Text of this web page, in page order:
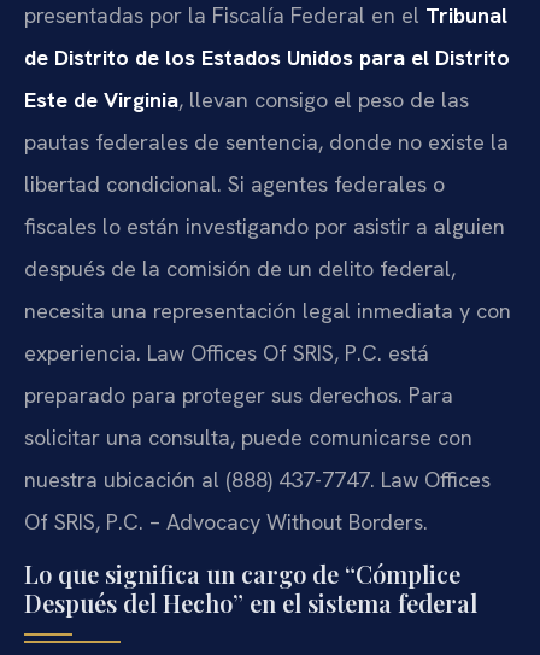
presentadas por la Fiscalía Federal en el Tribunal
de Distrito de los Estados Unidos para el Distrito
Este de Virginia, llevan consigo el peso de las
pautas federales de sentencia, donde no existe la
libertad condicional. Si agentes federales o
fiscales lo están investigando por asistir a alguien
después de la comisión de un delito federal,
necesita una representación legal inmediata y con
experiencia. Law Offices Of SRIS, P.C. está
preparado para proteger sus derechos. Para
solicitar una consulta, puede comunicarse con
nuestra ubicación al (888) 437-7747. Law Offices
Of SRIS, P.C. – Advocacy Without Borders.
Lo que significa un cargo de “Cómplice
Después del Hecho” en el sistema federal